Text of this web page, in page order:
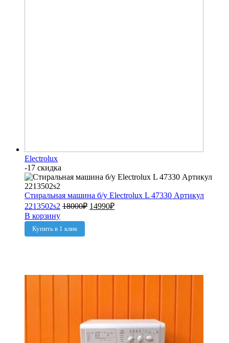
Electrolux
-17 скидка
Стиральная машина б/у Electrolux L 47330 Артикул
2213502s2 18000₽ 14990₽
В корзину
Купить в 1 клик